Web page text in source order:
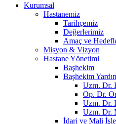
Kurumsal
Hastanemiz
Tarihçemiz
Değerlerimiz
Amaç ve
Misyon & Vizyon
Hastane Yönetimi
Başhekim
Başhekim
Uzm. Dr.
Op. Dr.
Uzm. Dr.
Uzm. Dr.
İdari ve Mali